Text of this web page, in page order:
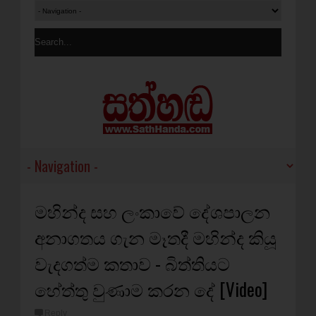
මහින්ද සහ ලංකාවේ දේශපාලන
අනාගතය ගැන මෑතදී මහින්ද කියූ
වැදගත්ම කතාව - බිත්තියට
හේත්තු වුණාම කරන දේ [Video]